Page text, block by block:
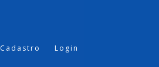
Cadastro Login